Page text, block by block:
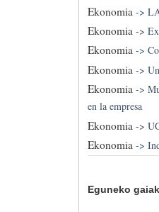
Ekonomia ->
Ekonomia->
Ekonomia->
Ekonomia->
Ekonomia->
en la empresa
Ekonomia ->
Ekonomia->
Eguneko gaiak